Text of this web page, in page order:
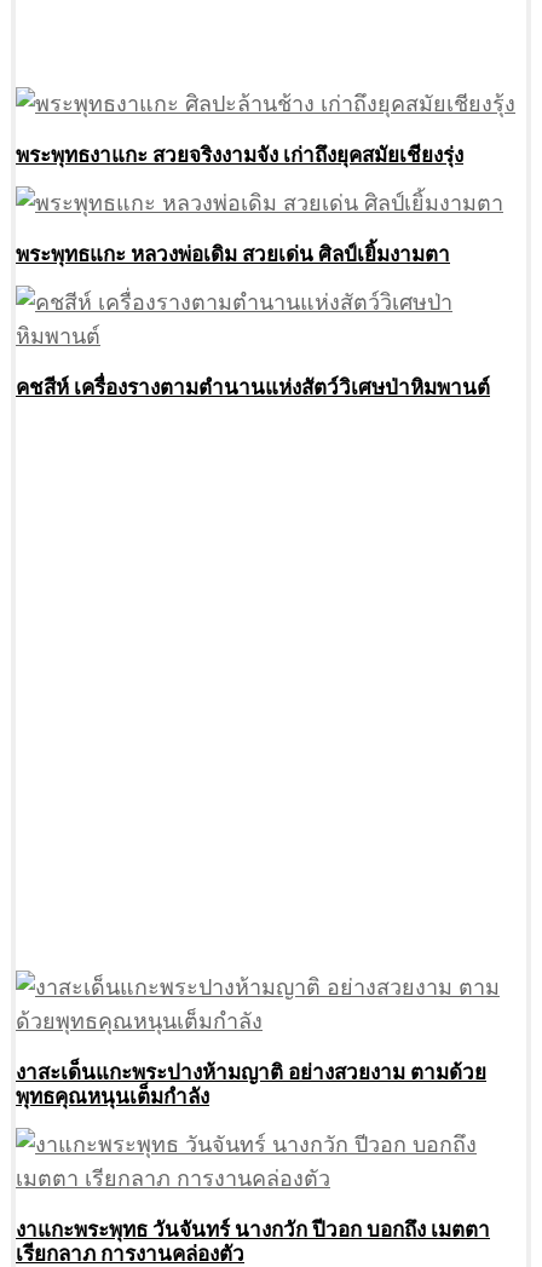
พระพุทธงาแกะ สวยจริงงามจัง เก่าถึงยุคสมัยเชียงรุ่ง
พระพุทธแกะ หลวงพ่อเดิม สวยเด่น ศิลป์เยิ้มงามตา
คชสีห์ เครื่องรางตามตำนานแห่งสัตว์วิเศษป่าหิมพานต์
งาสะเด็นแกะพระปางห้ามญาติ อย่างสวยงาม ตามด้วย
พุทธคุณหนุนเต็มกำลัง
งาแกะพระพุทธ วันจันทร์ นางกวัก ปีวอก บอกถึง เมตตา
เรียกลาภ การงานคล่องตัว